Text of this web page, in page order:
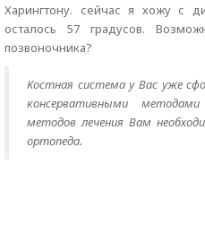
Харингтону. сейчас я хожу с
осталось 57 градусов.
позвоночника?
Костная система у Вас уже
консервативными
методов лечения Вам
ортопеда.